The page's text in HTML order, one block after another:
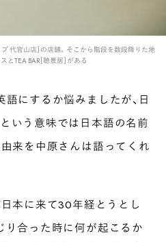
代官山店］の店舗。そこから階段を数段降りた地
TEA BAR［聴景居］がある
語にするか悩みましたが、日
いう意味では日本語の名前
由来を中原さんは語ってくれ
日本に来て30年経とうとし
り合った時に何が起こるか